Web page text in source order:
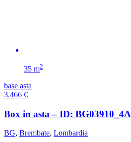
35 m2
base asta
3.466 €
Box in asta – ID: BG03910_4A
BG, Brembate, Lombardia